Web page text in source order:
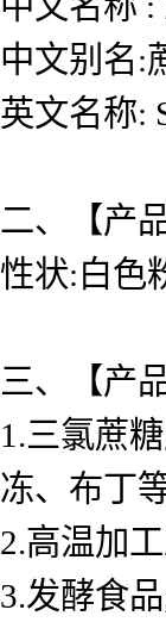
中文别名:
英文名称:
二、【产
性状:白色
三、【产
1.三氯蔗
冻、布丁
2.高温加
3.发酵食